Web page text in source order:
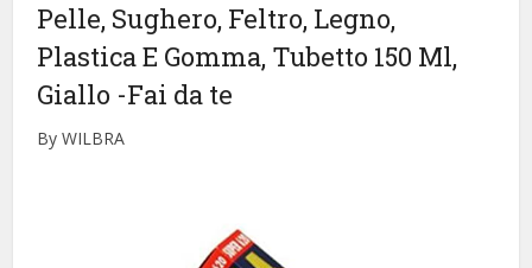
Pelle, Sughero, Feltro, Legno,
Plastica E Gomma, Tubetto 150 Ml,
Giallo -Fai da te
By WILBRA